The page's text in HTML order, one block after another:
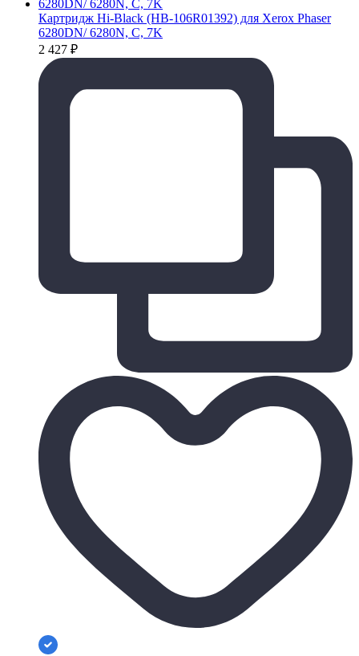
Картридж Hi-Black (HB-106R01392) для Xerox Phaser
6280DN/ 6280N, C, 7K
2 427 ₽